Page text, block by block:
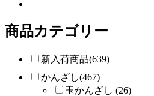
商品カテゴリー
新入荷商品(639)
かんざし(467)
玉かんざし (26)